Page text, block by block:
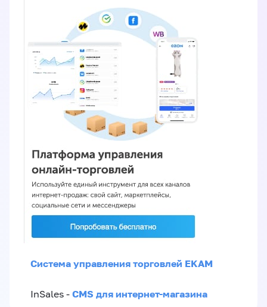
Система управления торговлей EKAM
InSales - CMS для интернет-магазина